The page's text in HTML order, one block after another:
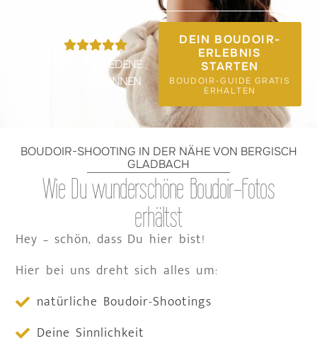
ZUFRIEDENE
KUNDINNEN
DEIN BOUDOIR-
ERLEBNIS
STARTEN
BOUDOIR-GUIDE GRATIS
ERHALTEN
natürliche Boudoir-Shootings
Deine Sinnlichkeit
Hey – schön, dass Du hier bist!
Hier bei uns dreht sich alles um:
BOUDOIR-SHOOTING IN DER NÄHE VON BERGISCH
GLADBACH
Wie Du wunderschöne Boudoir-Fotos
erhältst